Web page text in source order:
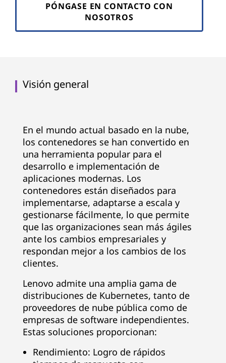
PÓNGASE EN CONTACTO CON
NOSOTROS
Visión general
En el mundo actual basado en la nube,
los contenedores se han convertido en
una herramienta popular para el
desarrollo e implementación de
aplicaciones modernas. Los
contenedores están diseñados para
implementarse, adaptarse a escala y
gestionarse fácilmente, lo que permite
que las organizaciones sean más ágiles
ante los cambios empresariales y
respondan mejor a los cambios de los
clientes.
Lenovo admite una amplia gama de
distribuciones de Kubernetes, tanto de
proveedores de nube pública como de
empresas de software independientes.
Estas soluciones proporcionan:
Rendimiento: Logro de rápidos